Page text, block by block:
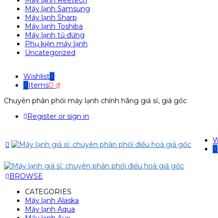
Máy lạnh Samsung
Máy lạnh Sharp
Máy lạnh Toshiba
Máy lạnh tủ đứng
Phụ kiện máy lạnh
Uncategorized
Wishlist0
0Items0 ₫
Chuyên phân phối máy lạnh chính hãng giá sỉ, giá gốc
Register or sign in
0
BROWSE
CATEGORIES
Máy lạnh Alaska
Máy lạnh Aqua